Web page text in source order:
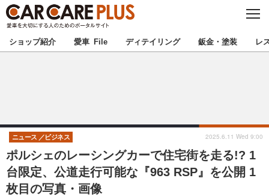
C
S
E
★カーケアプラス認定★ 厳選プロショップを地域から探す
甲信越 北陸
東海 関西
中国
ショップ紹介 愛車 File ディテイリング 鈑金・塗装 レ
ポルシェのレーシングカーで住宅街を走る!? 1
台限定、公道走行可能な『963 RSP』を公開 1
枚目の写真・画像
ニュース ビジネス 2025.6.11 Wed 9:00